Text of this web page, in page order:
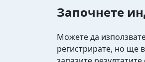
Започнете
Можете да
регистрирате, но ще